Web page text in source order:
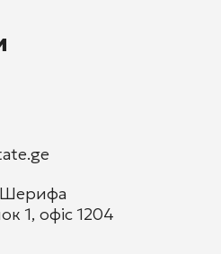
Шерифа
1, офіс 1204